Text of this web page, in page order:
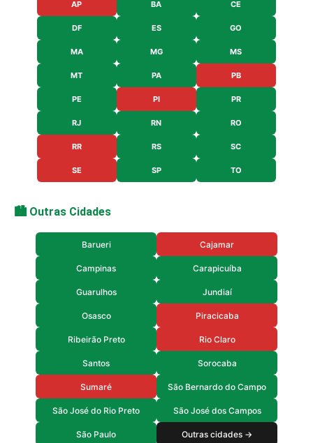
AP BA CE
DF ES GO
MA MG MS
MT PA PB
PE PI PR
RJ RN RO
RR RS SC
SE SP TO
🏙️ Outras Cidades
Barueri Cajamar
Campinas Carapicuíba
Guarulhos Jundiaí
Osasco Piracicaba
Ribeirão Preto Rio Claro
Santos Sorocaba
Sumaré São Bernardo do Campo
São José do Rio Preto São José dos Campos
São Paulo Outras cidades →